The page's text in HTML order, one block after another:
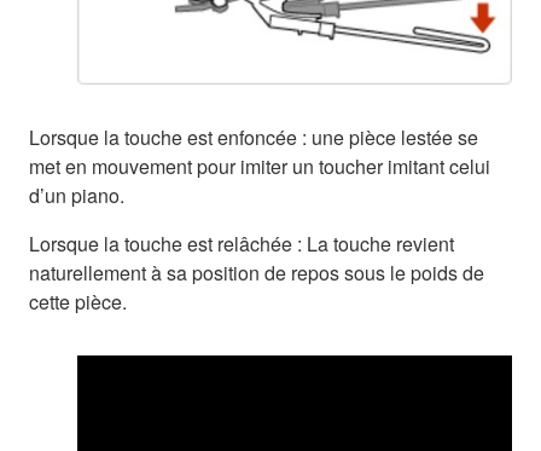
Lorsque la touche est enfoncée : une pièce lestée se
met en mouvement pour imiter un toucher imitant celui
d’un piano.
Lorsque la touche est relâchée : La touche revient
naturellement à sa position de repos sous le poids de
cette pièce.